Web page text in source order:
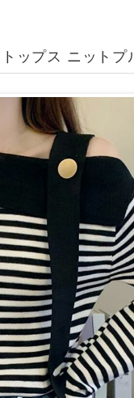
ップス ニット